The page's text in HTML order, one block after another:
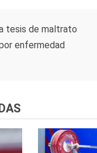
tesis de maltrato
enfermedad